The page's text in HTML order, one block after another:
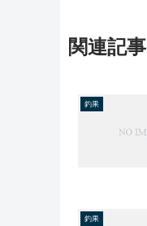
関連記事
釣果
釣果